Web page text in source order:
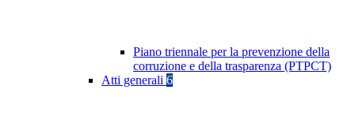
Piano triennale per la prevenzione della
corruzione e della trasparenza (PTPCT)
Atti generali 6